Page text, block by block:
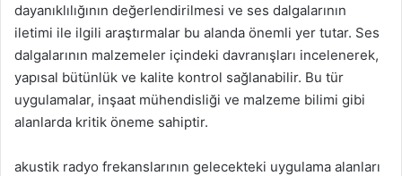
dayanıklılığının değerlendirilmesi ve ses dalgalarının
iletimi ile ilgili araştırmalar bu alanda önemli yer tutar. Ses
dalgalarının malzemeler içindeki davranışları incelenerek,
yapısal bütünlük ve kalite kontrol sağlanabilir. Bu tür
uygulamalar, inşaat mühendisliği ve malzeme bilimi gibi
alanlarda kritik öneme sahiptir.
akustik radyo frekanslarının gelecekteki uygulama alanları